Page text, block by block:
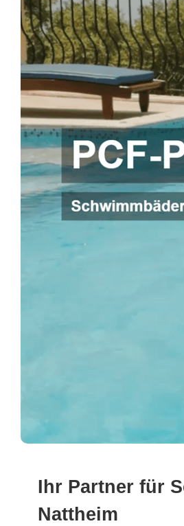
Ihr Partner für
Nattheim